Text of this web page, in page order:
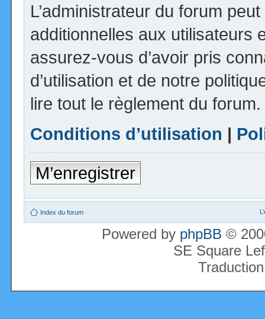
L’administrateur du forum
additionnelles aux utilisateurs
assurez-vous d’avoir pris
d’utilisation et de notre
lire tout le règlement du forum.
Conditions d’utilisation |
M’enregistrer
Index du forum
Powered by phpBB ©
SE Square